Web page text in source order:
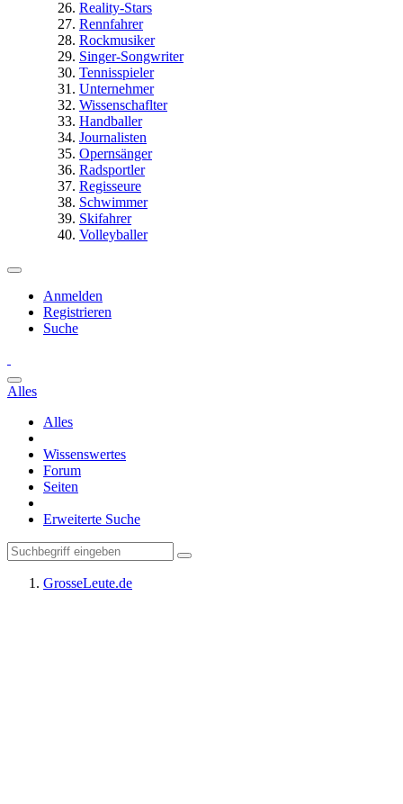
Reality-Stars
Rennfahrer
Rockmusiker
Singer-Songwriter
Tennisspieler
Unternehmer
Wissenschaflter
Handballer
Journalisten
Opernsänger
Radsportler
Regisseure
Schwimmer
Skifahrer
Volleyballer
Anmelden
Registrieren
Suche
Alles
Alles
Wissenswertes
Forum
Seiten
Erweiterte Suche
GrosseLeute.de